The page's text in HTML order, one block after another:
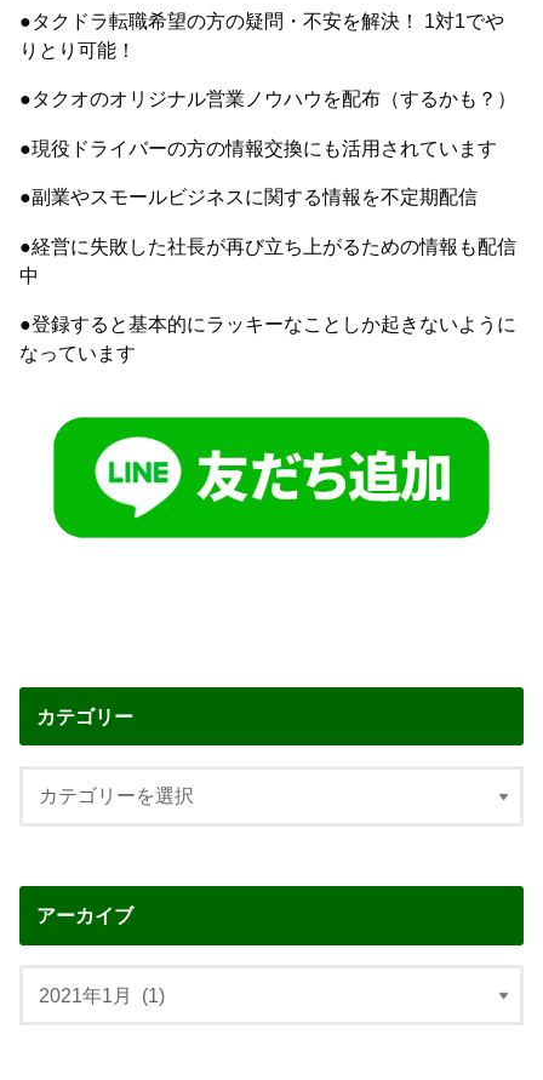
●タクドラ転職希望の方の疑問・不安を解決！ 1対1でや
りとり可能！
●タクオのオリジナル営業ノウハウを配布（するかも？）
●現役ドライバーの方の情報交換にも活用されています
●副業やスモールビジネスに関する情報を不定期配信
●経営に失敗した社長が再び立ち上がるための情報も配信
中
●登録すると基本的にラッキーなことしか起きないように
なっています
カテゴリー
アーカイブ